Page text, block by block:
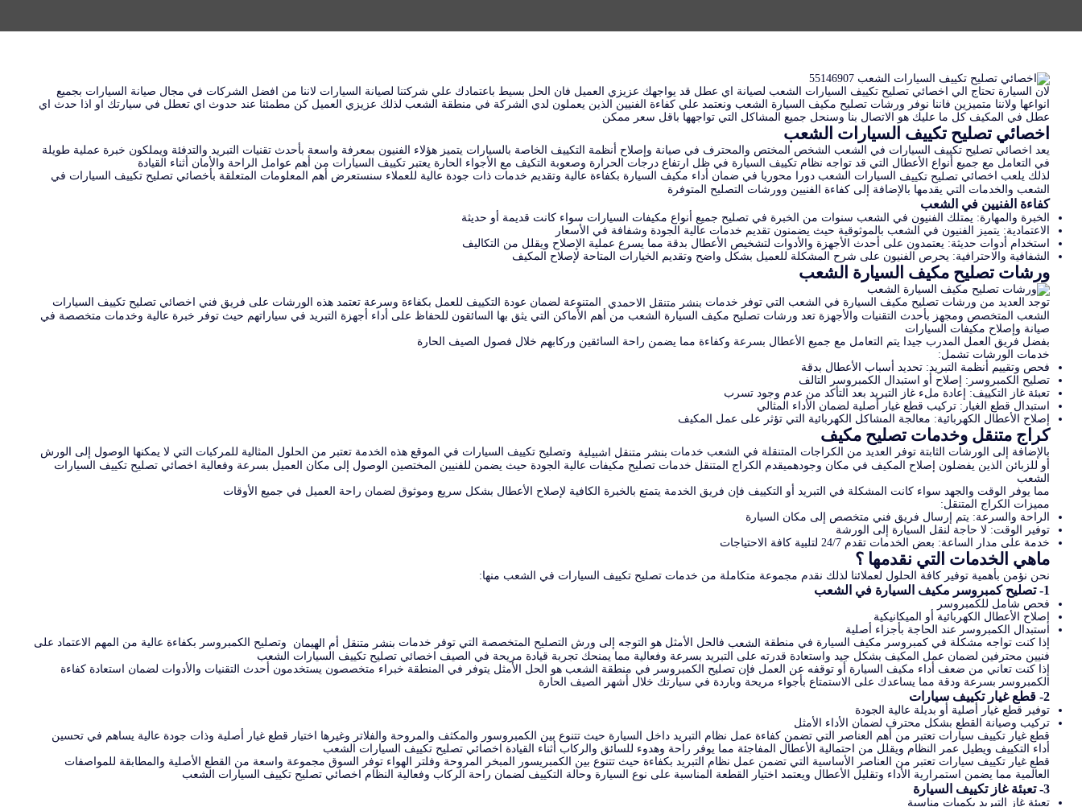
لان السيارة تحتاج الي اخصائي تصليح تكييف السيارات الشعب لصيانة اي عطل قد يواجهك عزيزي العميل فان الحل بسيط باعتمادك علي شركتنا لصيانة السيارات لاننا من افضل الشركات في مجال صيانة السيارات بجميع
انواعها ولاننا متميزين فاننا نوفر ورشات تصليح مكيف السيارة الشعب ونعتمد علي كفاءة الفنيين الذين يعملون لدي الشركة في منطقة الشعب لذلك عزيزي العميل كن مطمئنا عند حدوث اي تعطل في سيارتك او اذا حدث اي
عطل في المكيف كل ما عليك هو الاتصال بنا وسنحل جميع المشاكل التي تواجهها باقل سعر ممكن
اخصائي تصليح تكييف السيارات الشعب
يعد اخصائي تصليح تكييف السيارات في الشعب الشخص المختص والمحترف في صيانة وإصلاح أنظمة التكييف الخاصة بالسيارات يتميز هؤلاء الفنيون بمعرفة واسعة بأحدث تقنيات التبريد والتدفئة ويملكون خبرة عملية طويلة
في التعامل مع جميع أنواع الأعطال التي قد تواجه نظام تكييف السيارة في ظل ارتفاع درجات الحرارة وصعوبة التكيف مع الأجواء الحارة يعتبر تكييف السيارات من أهم عوامل الراحة والأمان أثناء القيادة
لذلك يلعب اخصائي تصليح تكييف السيارات الشعب دورا محوريا في ضمان أداء مكيف السيارة بكفاءة عالية وتقديم خدمات ذات جودة عالية للعملاء سنستعرض أهم المعلومات المتعلقة بأخصائي تصليح تكييف السيارات في
الشعب والخدمات التي يقدمها بالإضافة إلى كفاءة الفنيين وورشات التصليح المتوفرة
كفاءة الفنيين في الشعب
الخبرة والمهارة: يمتلك الفنيون في الشعب سنوات من الخبرة في تصليح جميع أنواع مكيفات السيارات سواء كانت قديمة أو حديثة
الاعتمادية: يتميز الفنيون في الشعب بالموثوقية حيث يضمنون تقديم خدمات عالية الجودة وشفافة في الأسعار
استخدام أدوات حديثة: يعتمدون على أحدث الأجهزة والأدوات لتشخيص الأعطال بدقة مما يسرع عملية الإصلاح ويقلل من التكاليف
الشفافية والاحترافية: يحرص الفنيون على شرح المشكلة للعميل بشكل واضح وتقديم الخيارات المتاحة لإصلاح المكيف
ورشات تصليح مكيف السيارة الشعب
توجد العديد من ورشات تصليح مكيف السيارة في الشعب التي توفر خدمات بنشر متنقل الاحمدي
المتنوعة لضمان عودة التكييف للعمل بكفاءة وسرعة تعتمد هذه الورشات على فريق فني اخصائي تصليح تكييف السيارات
الشعب المتخصص ومجهز بأحدث التقنيات والأجهزة تعد ورشات تصليح مكيف السيارة الشعب من أهم الأماكن التي يثق بها السائقون للحفاظ على أداء أجهزة التبريد في سياراتهم حيث توفر خبرة عالية وخدمات متخصصة في
صيانة وإصلاح مكيفات السيارات
بفضل فريق العمل المدرب جيدا يتم التعامل مع جميع الأعطال بسرعة وكفاءة مما يضمن راحة السائقين وركابهم خلال فصول الصيف الحارة
خدمات الورشات تشمل:
فحص وتقييم أنظمة التبريد: تحديد أسباب الأعطال بدقة
تصليح الكمبروسر: إصلاح أو استبدال الكمبروسر التالف
تعبئة غاز التكييف: إعادة ملء غاز التبريد بعد التأكد من عدم وجود تسرب
استبدال قطع الغيار: تركيب قطع غيار أصلية لضمان الأداء المثالي
إصلاح الأعطال الكهربائية: معالجة المشاكل الكهربائية التي تؤثر على عمل المكيف
كراج متنقل وخدمات تصليح مكيف
بالإضافة إلى الورشات الثابتة توفر العديد من الكراجات المتنقلة في الشعب خدمات بنشر متنقل اشبيلية
وتصليح تكييف السيارات في الموقع هذه الخدمة تعتبر من الحلول المثالية للمركبات التي لا يمكنها الوصول إلى الورش
أو للزبائن الذين يفضلون إصلاح المكيف في مكان وجودهميقدم الكراج المتنقل خدمات تصليح مكيفات عالية الجودة حيث يضمن للفنيين المختصين الوصول إلى مكان العميل بسرعة وفعالية اخصائي تصليح تكييف السيارات
الشعب
مما يوفر الوقت والجهد سواء كانت المشكلة في التبريد أو التكييف فإن فريق الخدمة يتمتع بالخبرة الكافية لإصلاح الأعطال بشكل سريع وموثوق لضمان راحة العميل في جميع الأوقات
مميزات الكراج المتنقل:
الراحة والسرعة: يتم إرسال فريق فني متخصص إلى مكان السيارة
توفير الوقت: لا حاجة لنقل السيارة إلى الورشة
خدمة على مدار الساعة: بعض الخدمات تقدم 24/7 لتلبية كافة الاحتياجات
ماهي الخدمات التي نقدمها ؟
نحن نؤمن بأهمية توفير كافة الحلول لعملائنا لذلك نقدم مجموعة متكاملة من خدمات تصليح تكييف السيارات في الشعب منها:
1- تصليح كمبروسر مكيف السيارة في الشعب
فحص شامل للكمبروسر
إصلاح الأعطال الكهربائية أو الميكانيكية
استبدال الكمبروسر عند الحاجة بأجزاء أصلية
إذا كنت تواجه مشكلة في كمبروسر مكيف السيارة في منطقة
الشعب فالحل الأمثل هو التوجه إلى ورش التصليح المتخصصة التي توفر خدمات بنشر متنقل أم الهيمان
وتصليح الكمبروسر بكفاءة عالية من المهم الاعتماد على
فنيين محترفين لضمان عمل المكيف بشكل جيد واستعادة قدرته على التبريد بسرعة وفعالية مما يمنحك تجربة قيادة مريحة في الصيف اخصائي تصليح تكييف السيارات الشعب
إذا كنت تعاني من ضعف أداء مكيف السيارة أو توقفه عن العمل فإن تصليح الكمبروسر في منطقة الشعب هو الحل الأمثل يتوفر في المنطقة خبراء متخصصون يستخدمون أحدث التقنيات والأدوات لضمان استعادة كفاءة
الكمبروسر بسرعة ودقة مما يساعدك على الاستمتاع بأجواء مريحة وباردة في سيارتك خلال أشهر الصيف الحارة
2- قطع غيار تكييف سيارات
توفير قطع غيار أصلية أو بديلة عالية الجودة
تركيب وصيانة القطع بشكل محترف لضمان الأداء الأمثل
قطع غيار تكييف سيارات تعتبر من أهم العناصر التي تضمن كفاءة عمل نظام التبريد داخل السيارة حيث تتنوع بين الكمبروسور والمكثف والمروحة والفلاتر وغيرها اختيار قطع غيار أصلية وذات جودة عالية يساهم في تحسين
أداء التكييف ويطيل عمر النظام ويقلل من احتمالية الأعطال المفاجئة مما يوفر راحة وهدوء للسائق والركاب أثناء القيادة اخصائي تصليح تكييف السيارات الشعب
قطع غيار تكييف سيارات تعتبر من العناصر الأساسية التي تضمن عمل نظام التبريد بكفاءة حيث تتنوع بين الكمبريسور المبخر المروحة وفلتر الهواء توفر السوق مجموعة واسعة من القطع الأصلية والمطابقة للمواصفات
العالمية مما يضمن استمرارية الأداء وتقليل الأعطال ويعتمد اختيار القطعة المناسبة على نوع السيارة وحالة التكييف لضمان راحة الركاب وفعالية النظام اخصائي تصليح تكييف السيارات الشعب
3- تعبئة غاز تكييف السيارة
تعبئة غاز التبريد بكميات مناسبة